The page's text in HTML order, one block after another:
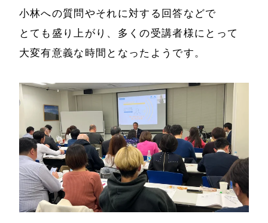
書籍・DVD
小林への質問やそれに対する回答などで
とても盛り上がり、多くの受講者様にとって
大変有意義な時間となったようです。